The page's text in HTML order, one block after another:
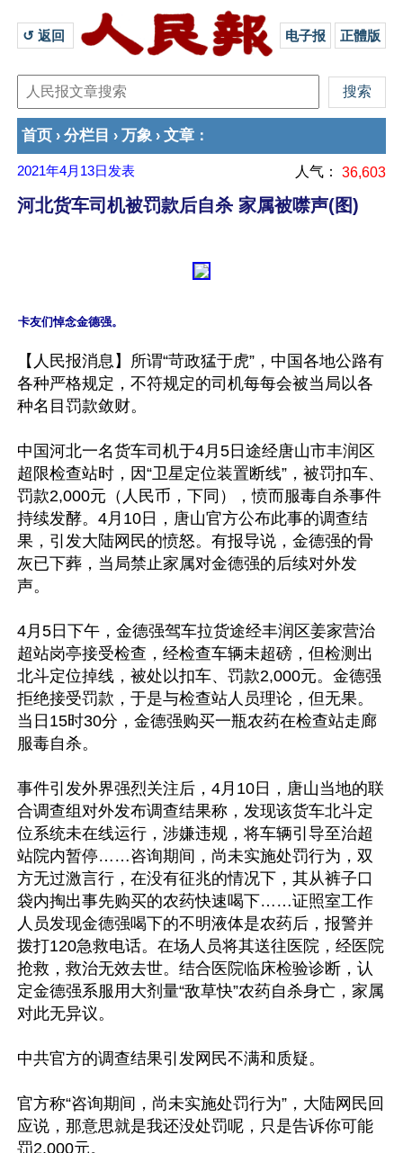
↺ 返回 电子报 正體版
首页 › 分栏目 › 万象 › 文章 ：
2021年4月13日 发表 人气： 36,603
河北货车司机被罚款后自杀 家属被噤声(图)
【人民报消息】所谓“苛政猛于虎”，中国各地公路有
各种严格规定，不符规定的司机每每会被当局以各
种名目罚款敛财。
中国河北一名货车司机于4月5日途经唐山市丰润区
超限检查站时，因“卫星定位装置断线”，被罚扣车、
罚款2,000元（人民币，下同），愤而服毒自杀事件
持续发酵。4月10日，唐山官方公布此事的调查结
果，引发大陆网民的愤怒。有报导说，金德强的骨
灰已下葬，当局禁止家属对金德强的后续对外发
声。
4月5日下午，金德强驾车拉货途经丰润区姜家营治
超站岗亭接受检查，经检查车辆未超磅，但检测出
北斗定位掉线，被处以扣车、罚款2,000元。金德强
拒绝接受罚款，于是与检查站人员理论，但无果。
当日15时30分，金德强购买一瓶农药在检查站走廊
服毒自杀。
事件引发外界强烈关注后，4月10日，唐山当地的联
合调查组对外发布调查结果称，发现该货车北斗定
位系统未在线运行，涉嫌违规，将车辆引导至治超
站院内暂停……咨询期间，尚未实施处罚行为，双
方无过激言行，在没有征兆的情况下，其从裤子口
袋内掏出事先购买的农药快速喝下……证照室工作
人员发现金德强喝下的不明液体是农药后，报警并
拨打120急救电话。在场人员将其送往医院，经医院
抢救，救治无效去世。结合医院临床检验诊断，认
定金德强系服用大剂量“敌草快”农药自杀身亡，家属
对此无异议。
中共官方的调查结果引发网民不满和质疑。
官方称“咨询期间，尚未实施处罚行为”，大陆网民回
应说，那意思就是我还没处罚呢，只是告诉你可能
罚2,000元。